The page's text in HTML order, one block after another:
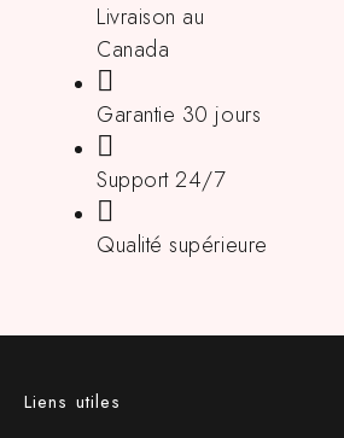
Livraison au
Canada
Garantie 30 jours
Support 24/7
Qualité supérieure
Liens utiles